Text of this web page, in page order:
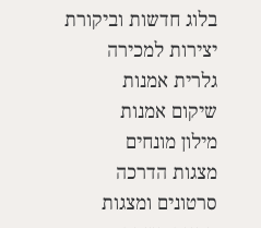
בלוג חדשות וביקורת
יצירות למכירה
גלרית אמנות
שיקום אמנות
מילון מונחים
מצגות הדרכה
סרטונים ומצגות